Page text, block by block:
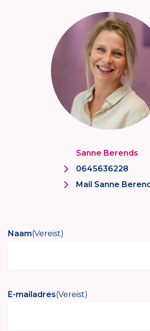
Sanne Berends
0645636228
Mail Sanne
Naam(Vereist)
E-mailadres(Vereist)